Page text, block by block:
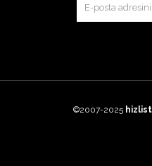
©2007-2025